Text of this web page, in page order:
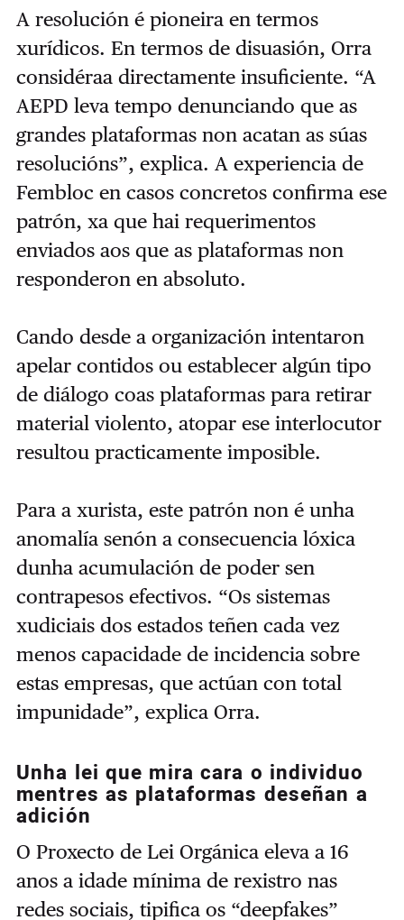
A resolución é pioneira en termos
xurídicos. En termos de disuasión, Orra
considéraa directamente insuficiente. “A
AEPD leva tempo denunciando que as
grandes plataformas non acatan as súas
resolucións”, explica. A experiencia de
Fembloc en casos concretos confirma ese
patrón, xa que hai requerimentos
enviados aos que as plataformas non
responderon en absoluto.
Cando desde a organización intentaron
apelar contidos ou establecer algún tipo
de diálogo coas plataformas para retirar
material violento, atopar ese interlocutor
resultou practicamente imposible.
Para a xurista, este patrón non é unha
anomalía senón a consecuencia lóxica
dunha acumulación de poder sen
contrapesos efectivos. “Os sistemas
xudiciais dos estados teñen cada vez
menos capacidade de incidencia sobre
estas empresas, que actúan con total
impunidade”, explica Orra.
Unha lei que mira cara o individuo
mentres as plataformas deseñan a
adición
O Proxecto de Lei Orgánica eleva a 16
anos a idade mínima de rexistro nas
redes sociais, tipifica os “deepfakes”